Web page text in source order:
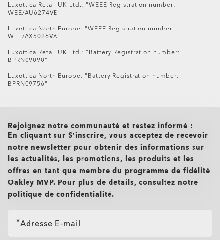
Oakley Meta HSTN Replacement Lens
€76.00
Luxottica Retail UK Ltd.: "WEEE Registration number:
WEE/AU6274VE"
Luxottica North Europe: "WEEE Registration number:
WEE/AX5026VA"
Luxottica Retail UK Ltd.: "Battery Registration number:
BPRN09090"
Luxottica North Europe: "Battery Registration number:
BPRN09756"
Rejoignez notre communauté et restez informé :
En cliquant sur S’inscrire, vous acceptez de recevoir
notre newsletter pour obtenir des informations sur
les actualités, les promotions, les produits et les
offres en tant que membre du programme de fidélité
Oakley MVP. Pour plus de détails, consultez notre
politique de confidentialité.
Adresse E-mail